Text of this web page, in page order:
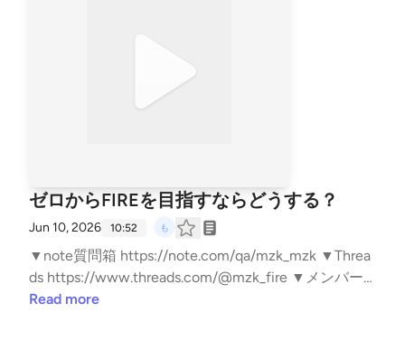
ゼロからFIREを目指すならどうする？
Jun 10, 2026 10:52
▼note質問箱 https://note.com/qa/mzk_mzk ▼Threa
ds https://www.threads.com/@mzk_fire ▼メンバー
シップ説明 https://note.com/mzk_mzk/n/n2904b52d
Read more